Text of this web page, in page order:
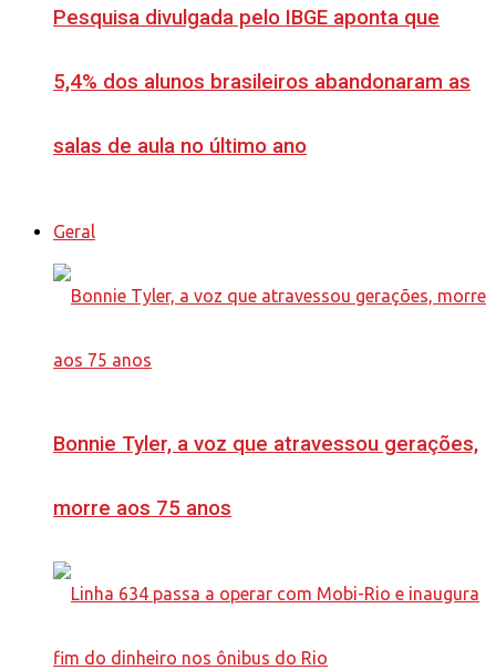
Pesquisa divulgada pelo IBGE aponta que
5,4% dos alunos brasileiros abandonaram as
salas de aula no último ano
Geral
Bonnie Tyler, a voz que atravessou gerações,
morre aos 75 anos